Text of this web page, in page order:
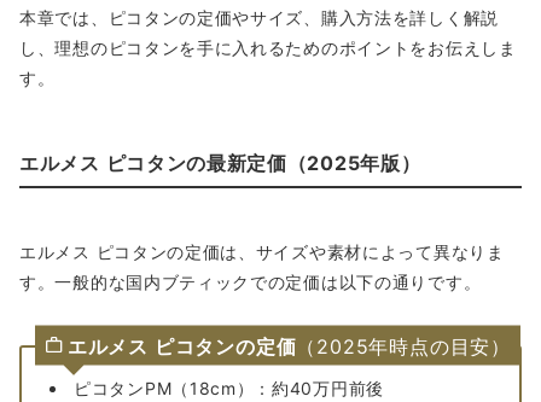
本章では、ピコタンの定価やサイズ、購入方法を詳しく解説
し、理想のピコタンを手に入れるためのポイントをお伝えしま
す。
エルメス ピコタンの最新定価（2025年版）
エルメス ピコタンの定価は、サイズや素材によって異なりま
す。一般的な国内ブティックでの定価は以下の通りです。
エルメス ピコタンの定価 （2025年時点の目安）
ピコタンPM（18cm）：約40万円前後